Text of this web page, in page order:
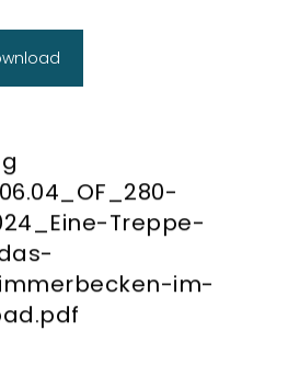
Treppe-
im-